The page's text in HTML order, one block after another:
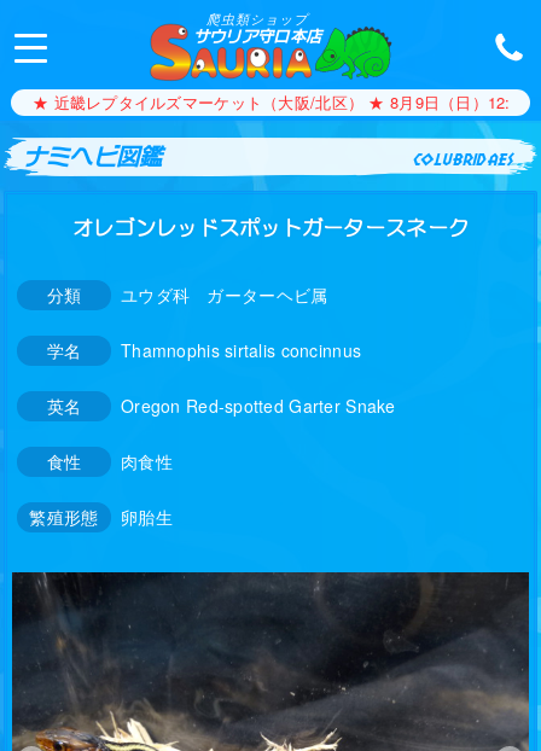
爬虫類ショップ
サウリア守口本店
★ 近畿レプタイルズマーケット（大阪/北区） ★ 8月9日（日）12:00
ナミヘビ図鑑 colubridaes
オレゴンレッドスポットガータースネーク
分類 ユウダ科 ガーターヘビ属
学名 Thamnophis sirtalis concinnus
英名 Oregon Red-spotted Garter Snake
食性 肉食性
繁殖形態 卵胎生